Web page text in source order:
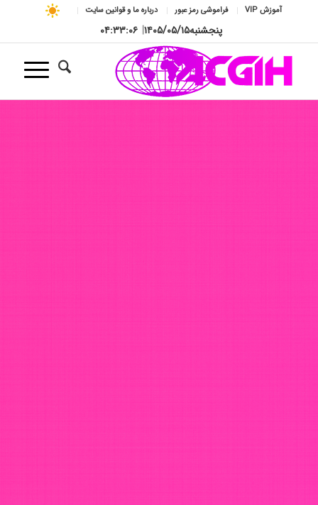
آموزش VIP فراموشی رمز عبور درباره ما و قوانین سایت
پنجشنبه۱۴۰۵/۰۵/۱۵| ۰۴:۳۳:۰۷